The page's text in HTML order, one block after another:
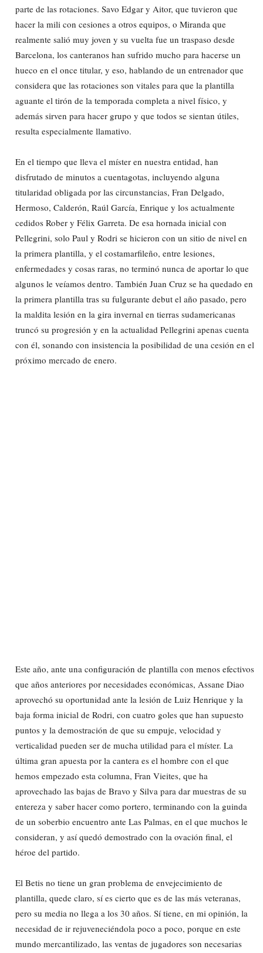
parte de las rotaciones. Savo Edgar y Aitor, que tuvieron que
hacer la mili con cesiones a otros equipos, o Miranda que
realmente salió muy joven y su vuelta fue un traspaso desde
Barcelona, los canteranos han sufrido mucho para hacerse un
hueco en el once titular, y eso, hablando de un entrenador que
considera que las rotaciones son vitales para que la plantilla
aguante el tirón de la temporada completa a nivel físico, y
además sirven para hacer grupo y que todos se sientan útiles,
resulta especialmente llamativo.
En el tiempo que lleva el míster en nuestra entidad, han
disfrutado de minutos a cuentagotas, incluyendo alguna
titularidad obligada por las circunstancias, Fran Delgado,
Hermoso, Calderón, Raúl García, Enrique y los actualmente
cedidos Rober y Félix Garreta. De esa hornada inicial con
Pellegrini, solo Paul y Rodri se hicieron con un sitio de nivel en
la primera plantilla, y el costamarfileño, entre lesiones,
enfermedades y cosas raras, no terminó nunca de aportar lo que
algunos le veíamos dentro. También Juan Cruz se ha quedado en
la primera plantilla tras su fulgurante debut el año pasado, pero
la maldita lesión en la gira invernal en tierras sudamericanas
truncó su progresión y en la actualidad Pellegrini apenas cuenta
con él, sonando con insistencia la posibilidad de una cesión en el
próximo mercado de enero.
Este año, ante una configuración de plantilla con menos efectivos
que años anteriores por necesidades económicas, Assane Diao
aprovechó su oportunidad ante la lesión de Luiz Henrique y la
baja forma inicial de Rodri, con cuatro goles que han supuesto
puntos y la demostración de que su empuje, velocidad y
verticalidad pueden ser de mucha utilidad para el míster. La
última gran apuesta por la cantera es el hombre con el que
hemos empezado esta columna, Fran Vieites, que ha
aprovechado las bajas de Bravo y Silva para dar muestras de su
entereza y saber hacer como portero, terminando con la guinda
de un soberbio encuentro ante Las Palmas, en el que muchos le
consideran, y así quedó demostrado con la ovación final, el
héroe del partido.
El Betis no tiene un gran problema de envejecimiento de
plantilla, quede claro, sí es cierto que es de las más veteranas,
pero su media no llega a los 30 años. Sí tiene, en mi opinión, la
necesidad de ir rejuveneciéndola poco a poco, porque en este
mundo mercantilizado, las ventas de jugadores son necesarias